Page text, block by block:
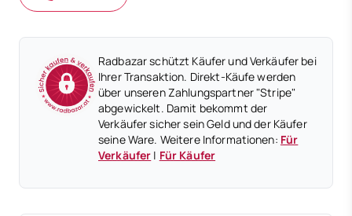
Radbazar schützt Käufer und Verkäufer bei
Ihrer Transaktion. Direkt-Käufe werden
über unseren Zahlungspartner "Stripe"
abgewickelt. Damit bekommt der
Verkäufer sicher sein Geld und der Käufer
seine Ware. Weitere Informationen: Für
Verkäufer | Für Käufer